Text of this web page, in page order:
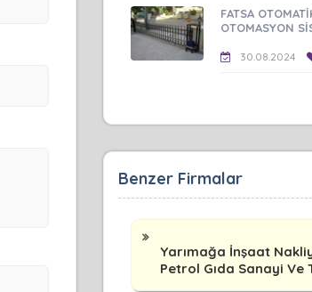
FATSA
OTOMASYON
30.08.2024
Benzer Firmalar
Yarımağa İnşaat
Petrol Gıda Sanayi Ve